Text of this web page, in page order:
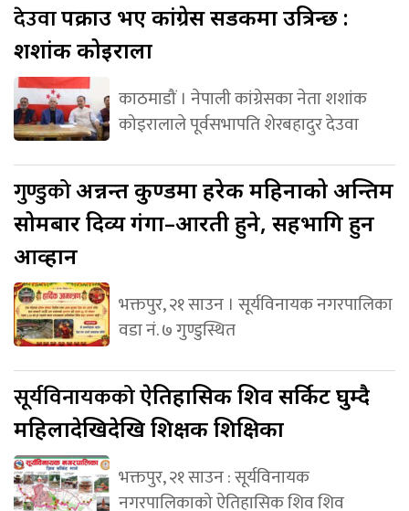
देउवापक्राउ भए कांग्रेस सडकमा उत्रिन्छ :
शशांक कोइराला
काठमाडौं । नेपाली कांग्रेसका नेता शशांक
कोइरालाले पूर्वसभापति शेरबहादुर देउवा
गुण्डुकोअन्नन्त कुण्डमा हरेक महिनाको अन्तिम
सोमबार दिव्य गंगा–आरती हुने, सहभागि हुन
आव्हान
भक्तपुर, २१ साउन । सूर्यविनायक नगरपालिका
वडा नं. ७ गुण्डुस्थित
सूर्यविनायककोऐतिहासिक शिव सर्किट घुम्दै
महिलादेखिदेखि शिक्षक शिक्षिका
भक्तपुर, २१ साउन : सूर्यविनायक
नगरपालिकाको ऐतिहासिक शिव शिव